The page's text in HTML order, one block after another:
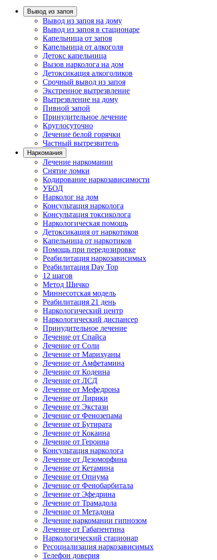
Вывод из запоя
Вывод из запоя на дому
Вывод из запоя в стационаре
Капельница от запоя
Капельница от алкоголя
Детокс капельница
Вызов нарколога на дом
Детоксикация алкоголиков
Срочный вывод из запоя
Экстренное вытрезвление
Вытрезвление на дому
Пивной запой
Принудительное лечение
Круглосуточно
Лечение белой горячки
Частный вытрезвитель
Наркомания
Лечение наркомании
Снятие ломки
Кодирование наркозависимости
УБОД
Нарколог на дом
Консультация нарколога
Консультация токсиколога
Наркологическая помощь
Детоксикация от наркотиков
Капельница от наркотиков
Помощь при передозировке
Реабилитация наркозависимых
Реабилитация Day Top
12 шагов
Метод Шичко
Миннесотская модель
Реабилитация 21 день
Наркологический центр
Наркологический диспансер
Принудительное лечение
Лечение от Спайса
Лечение от Соли
Лечение от Марихуаны
Лечение от Амфетамина
Лечение от Кодеина
Лечение от ЛСД
Лечение от Мефедрона
Лечение от Лирики
Лечение от Экстази
Лечение от Фенозепама
Лечение от Бутирата
Лечение от Кокаина
Лечение от Героина
Консультация нарколога
Лечение от Дезоморфина
Лечение от Кетамина
Лечение от Опиума
Лечение от Фенобарбитала
Лечение от Эфедрина
Лечение от Трамадола
Лечение от Метадона
Лечение наркомании гипнозом
Лечение от Габапентина
Наркологический стационар
Ресоциализация наркозависимых
Телефон доверия